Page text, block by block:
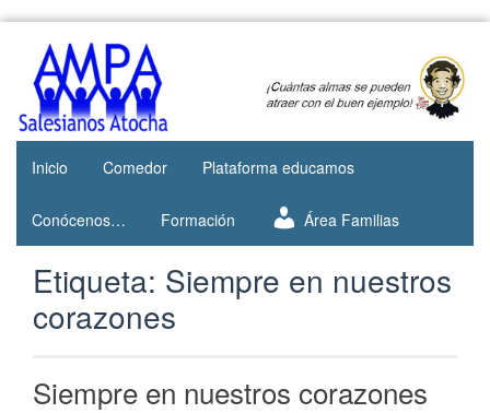
AMPA
Salesianos
Atocha
Web del
AMPA del
Colegio
Salesianos
de Atocha
Inicio
Comedor Plataforma educamos
Conócenos… Formación Área Familias
Etiqueta: Siempre en nuestros
corazones
Siempre en nuestros corazones